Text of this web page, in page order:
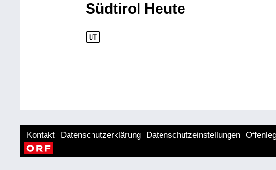
Südtirol Heute
Kontakt Datenschutzerklärung Datenschutzeinstellungen